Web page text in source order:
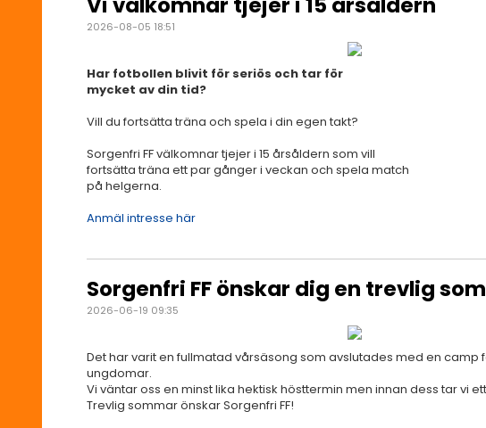
2026-08-05 18:51
Har fotbollen blivit för seriös och tar för
mycket av din tid?
Vill du fortsätta träna och spela i din egen takt?
Sorgenfri FF välkomnar tjejer i 15 årsåldern som vill
fortsätta träna ett par gånger i veckan och spela match
på helgerna.
Anmäl intresse här
Sorgenfri FF önskar dig en trevlig
2026-06-19 09:35
Det har varit en fullmatad vårsäsong som avslutades med en camp
ungdomar.
Vi väntar oss en minst lika hektisk hösttermin men innan dess tar vi
Trevlig sommar önskar Sorgenfri FF!